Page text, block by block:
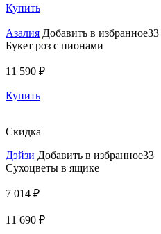
Купить
Азалия Добавить в избранное33
Букет роз с пионами
11 590 ₽
Купить
Скидка
Дэйзи Добавить в избранное33
Сухоцветы в ящике
7 014 ₽
11 690 ₽